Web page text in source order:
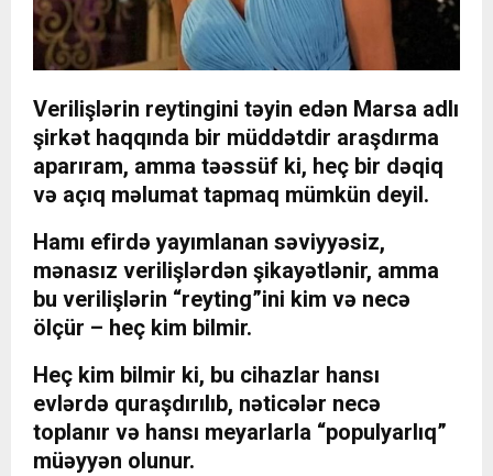
Verilişlərin reytingini təyin edən Marsa adlı
şirkət haqqında bir müddətdir araşdırma
aparıram, amma təəssüf ki, heç bir dəqiq
və açıq məlumat tapmaq mümkün deyil.
Hamı efirdə yayımlanan səviyyəsiz,
mənasız verilişlərdən şikayətlənir, amma
bu verilişlərin “reyting”ini kim və necə
ölçür – heç kim bilmir.
Heç kim bilmir ki, bu cihazlar hansı
evlərdə quraşdırılıb, nəticələr necə
toplanır və hansı meyarlarla “populyarlıq”
müəyyən olunur.